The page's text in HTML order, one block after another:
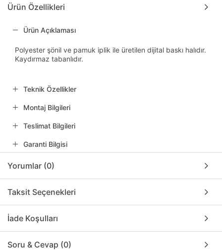
Ürün Özellikleri
Ürün Açıklaması
Polyester şönil ve pamuk iplik ile üretilen dijital baskı halıdır.
Kaydırmaz tabanlıdır.
Teknik Özellikler
Montaj Bilgileri
Teslimat Bilgileri
Garanti Bilgisi
Yorumlar (0)
Taksit Seçenekleri
İade Koşulları
Soru & Cevap (0)